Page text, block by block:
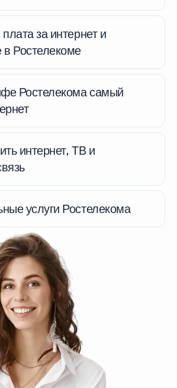
за интернет и
в Ростелекоме
Ростелекома самый
интернет, ТВ и
услуги Ростелекома